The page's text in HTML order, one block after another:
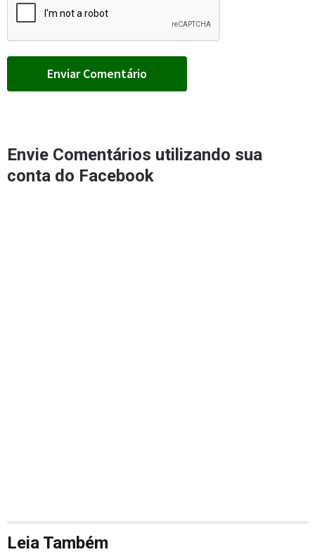
Envie Comentários utilizando sua
conta do Facebook
Leia Também